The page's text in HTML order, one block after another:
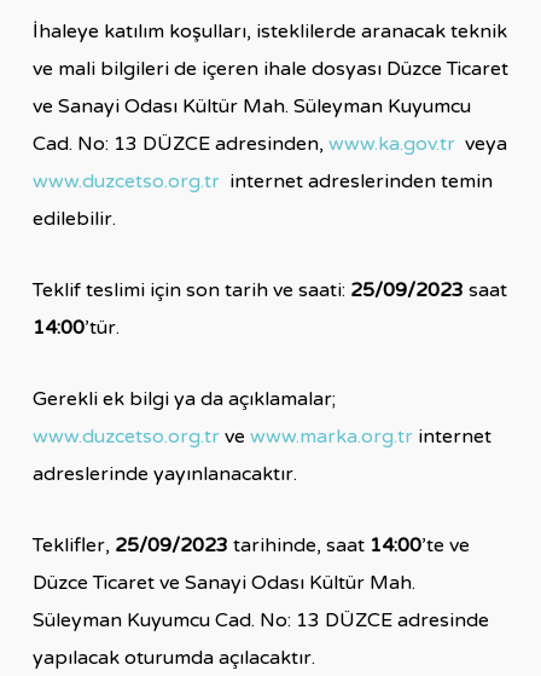
İhaleye katılım koşulları, isteklilerde aranacak teknik
ve mali bilgileri de içeren ihale dosyası Düzce Ticaret
ve Sanayi Odası Kültür Mah. Süleyman Kuyumcu
Cad. No: 13 DÜZCE adresinden, www.ka.gov.trveya
www.duzcetso.org.trinternet adreslerinden temin
edilebilir.
Teklif teslimi için son tarih ve saati: 25/09/2023 saat
14:00’tür.
Gerekli ek bilgi ya da açıklamalar;
www.duzcetso.org.trve www.marka.org.trinternet
adreslerinde yayınlanacaktır.
Teklifler, 25/09/2023 tarihinde, saat 14:00’te ve
Düzce Ticaret ve Sanayi Odası Kültür Mah.
Süleyman Kuyumcu Cad. No: 13 DÜZCE adresinde
yapılacak oturumda açılacaktır.